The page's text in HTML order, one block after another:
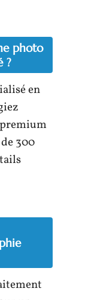
photo
?
en
300